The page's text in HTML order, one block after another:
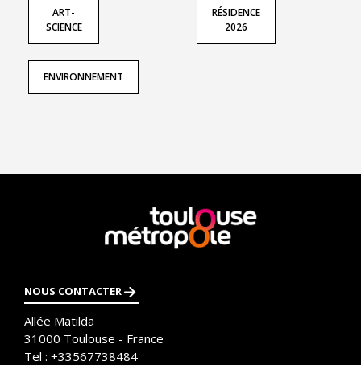
ART-
SCIENCE
ENVIRONNEMENT
RÉSIDENCE
2026
En
savoir
plus
NOUS CONTACTER
Allée Matilda
31000 Toulouse - France
Tel : +33567738484